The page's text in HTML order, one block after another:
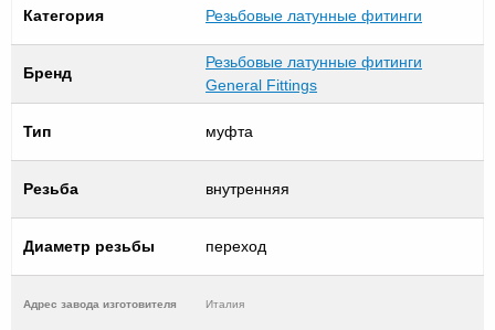
Категория Резьбовые латунные фитинги
Бренд
Резьбовые латунные фитинги
General Fittings
Тип муфта
Резьба внутренняя
Диаметр резьбы переход
Адрес завода изготовителя Италия